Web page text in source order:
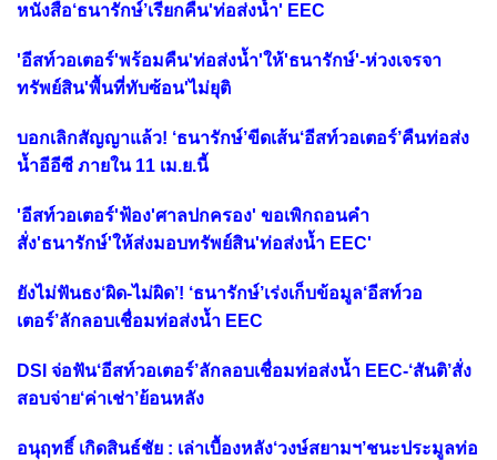
หนังสือ‘ธนารักษ์’เรียกคืน'ท่อส่งน้ำ' EEC
'อีสท์วอเตอร์'พร้อมคืน'ท่อส่งน้ำ'ให้'ธนารักษ์'-ห่วงเจรจา
ทรัพย์สิน'พื้นที่ทับซ้อน'ไม่ยุติ
บอกเลิกสัญญาแล้ว! ‘ธนารักษ์’ขีดเส้น‘อีสท์วอเตอร์’คืนท่อส่ง
น้ำอีอีซี ภายใน 11 เม.ย.นี้
'อีสท์วอเตอร์'ฟ้อง'ศาลปกครอง' ขอเพิกถอนคำ
สั่ง'ธนารักษ์'ให้ส่งมอบทรัพย์สิน'ท่อส่งน้ำ EEC'
ยังไม่ฟันธง‘ผิด-ไม่ผิด’! ‘ธนารักษ์’เร่งเก็บข้อมูล‘อีสท์วอ
เตอร์’ลักลอบเชื่อมท่อส่งน้ำ EEC
DSI จ่อฟัน‘อีสท์วอเตอร์’ลักลอบเชื่อมท่อส่งน้ำ EEC-‘สันติ’สั่ง
สอบจ่าย‘ค่าเช่า’ย้อนหลัง
อนุฤทธิ์ เกิดสินธ์ชัย : เล่าเบื้องหลัง‘วงษ์สยามฯ’ชนะประมูลท่อ